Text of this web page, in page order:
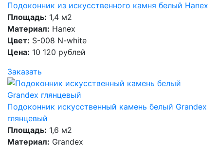
Подоконник из искусственного камня белый Hanex
Площадь: 1,4 м2
Материал: Hanex
Цвет: S-008 N-white
Цена: 10 120 рублей
Заказать
Подоконник искусственный камень белый Grandex
глянцевый
Площадь: 1,6 м2
Материал: Grandex